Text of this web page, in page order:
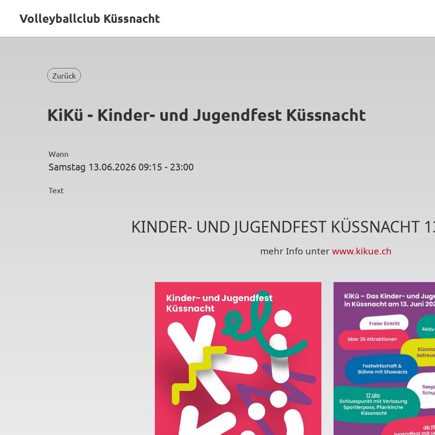
Volleyballclub Küssnacht
Zurück
KiKü - Kinder- und Jugendfest Küssnacht
Wann
Samstag 13.06.2026 09:15 - 23:00
Text
KINDER- UND JUGENDFEST KÜSSNACHT
mehr Info unterwww.kikue.ch